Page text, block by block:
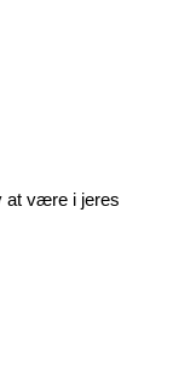
at være i jeres